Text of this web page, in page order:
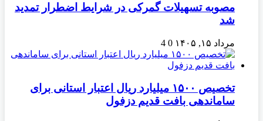
مصوبه تسهیلات گمرکی در شرایط اضطرار تمدید
شد
مرداد ۱۵, ۱۴۰۵ 0
4
تخصیص ۱۵۰۰ میلیارد ریال اعتبار استانی برای
ساماندهی بافت قدیم دزفول